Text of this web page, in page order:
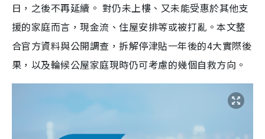
日，之後不再延續。 對仍未上樓、又未能受惠於其他支
援的家庭而言，現金流、住屋安排等或被打亂。本文整
合官方資料與公開調查，拆解停津貼一年後的4大實際後
果，以及輪候公屋家庭現時仍可考慮的幾個自救方向。